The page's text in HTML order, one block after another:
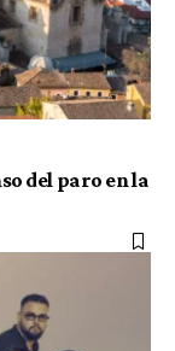
del paro en la